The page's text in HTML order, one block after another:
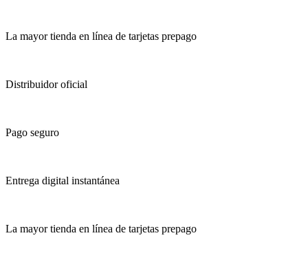
La mayor tienda en línea de tarjetas prepago
Distribuidor oficial
Pago seguro
Entrega digital instantánea
La mayor tienda en línea de tarjetas prepago